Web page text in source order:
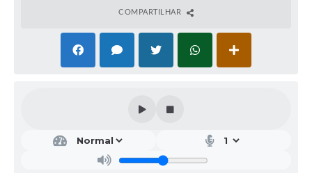
etar
COMPARTILHAR